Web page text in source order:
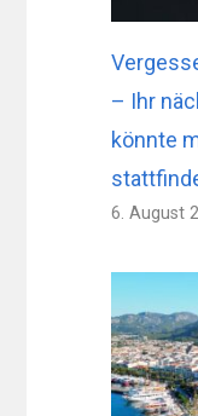
– Ihr
könnte
6. August